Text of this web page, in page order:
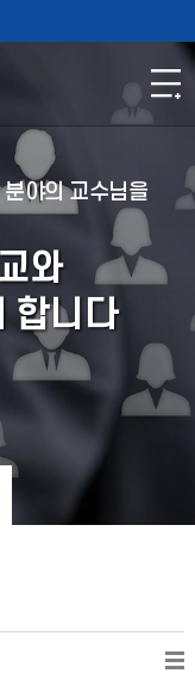
야의 교수님을
와
합니다